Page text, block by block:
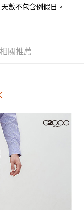
轉至「AFTEE先享後付」
連結，可透過四大超商／
完成。
您需要取消訂單，請聯絡
效，需透過AFTEE先享
面顯示為準，若有關於
聯繫「AFTEE先享後付
support/home
數不包含例假日。
相關推薦